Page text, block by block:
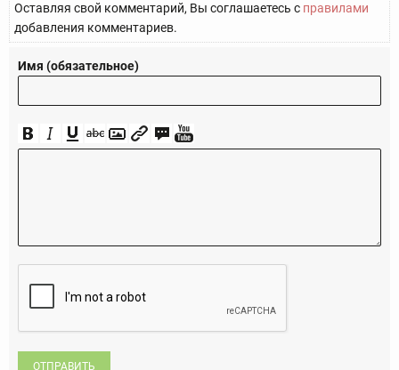
Оставляя свой комментарий, Вы соглашаетесь с правилами
добавления комментариев.
Имя (обязательное)
ОТПРАВИТЬ